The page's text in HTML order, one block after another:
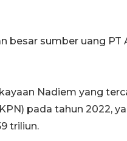
besar sumber uang PT
Nadiem yang
pada tahun 2022,
triliun.